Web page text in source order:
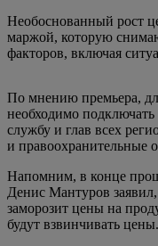
Необоснованный рост
маржой, которую
факторов, включая
По мнению премьера,
необходимо
службу и глав всех
и правоохранительные
Напомним, в конце
Денис Мантуров заявил,
заморозит цены на
будут взвинчивать цены.